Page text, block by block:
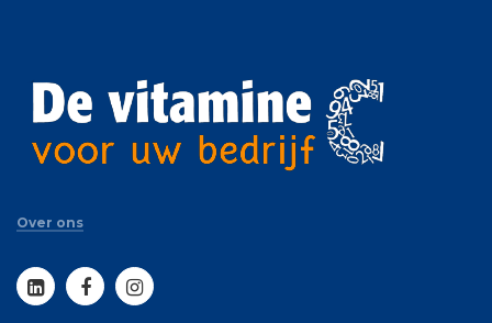
Over ons